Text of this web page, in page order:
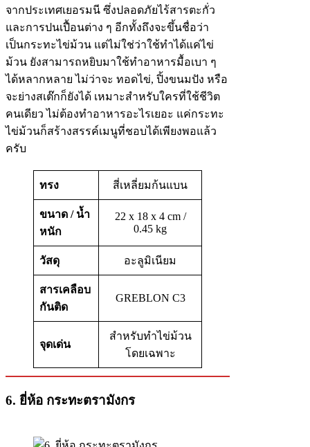
จากประเทศเยอรมนี ซึ่งปลอดภัยไร้สารตะกั่ว
และการปนเปื้อนต่าง ๆ อีกทั้งถึงจะขึ้นชื่อว่า
เป็นกระทะไข่ม้วน แต่ไม่ใช่ว่าใช้ทำได้แค่ไข่
ม้วน ยังสามารถหยิบมาใช้ทำอาหารมื้อเบา ๆ
ได้หลากหลาย ไม่ว่าจะ ทอดไข่, ปิ้งขนมปัง หรือ
จะย่างสเต๊กก็ยังได้ เหมาะสำหรับใครที่ใช้ชีวิต
คนเดียว ไม่ต้องทำอาหารอะไรเยอะ แค่กระทะ
ไข่ม้วนก็สร้างสรรค์เมนูที่ชอบได้เพียงพอแล้ว
ครับ
ทรง สี่เหลี่ยมก้นแบน
ขนาด / น้ำ
หนัก
22 x 18 x 4 cm /
0.45 kg
วัสดุ อะลูมิเนียม
สารเคลือบ
กันติด
GREBLON C3
จุดเด่น
สำหรับทำไข่ม้วน
โดยเฉพาะ
6. ยี่ห้อ กระทะตรามังกร